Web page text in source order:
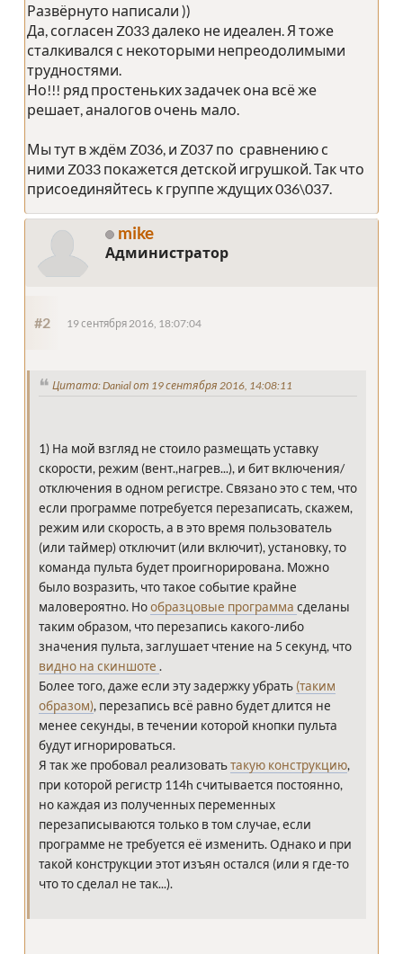
Развёрнуто написали ))
Да, согласен Z033 далеко не идеален. Я тоже
сталкивался с некоторыми непреодолимыми
трудностями.
Но!!! ряд простеньких задачек она всё же
решает, аналогов очень мало.
Мы тут в ждём Z036, и Z037 по сравнению с
ними Z033 покажется детской игрушкой. Так что
присоединяйтесь к группе ждущих 036\037.
mike
Администратор
#2 19 сентября 2016, 18:07:04
Цитата: Danial от 19 сентября 2016, 14:08:11
1) На мой взгляд не стоило размещать уставку
скорости, режим (вент.,нагрев...), и бит включения/
отключения в одном регистре. Связано это с тем, что
если программе потребуется перезаписать, скажем,
режим или скорость, а в это время пользователь
(или таймер) отключит (или включит), установку, то
команда пульта будет проигнорирована. Можно
было возразить, что такое событие крайне
маловероятно. Нообразцовые программа сделаны
таким образом, что перезапись какого-либо
значения пульта, заглушает чтение на 5 секунд, что
видно на скиншоте .
Более того, даже если эту задержку убрать (таким
образом), перезапись всё равно будет длится не
менее секунды, в течении которой кнопки пульта
будут игнорироваться.
Я так же пробовал реализоватьтакую конструкцию,
при которой регистр 114h считывается постоянно,
но каждая из полученных переменных
перезаписываются только в том случае, если
программе не требуется её изменить. Однако и при
такой конструкции этот изъян остался (или я где-то
что то сделал не так...).